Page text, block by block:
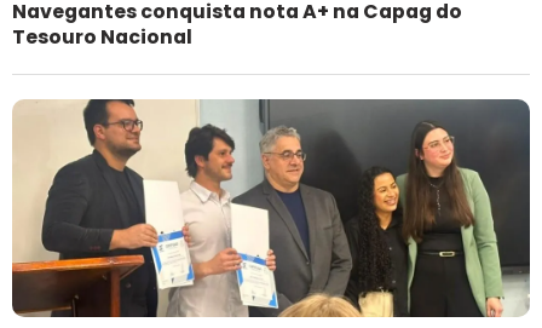
Navegantes conquista nota A+ na Capag do
Tesouro Nacional